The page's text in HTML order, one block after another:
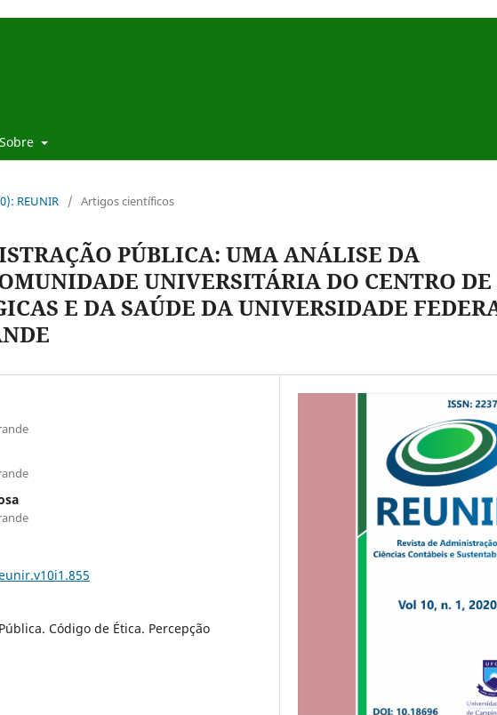
Sobre
REUNIR / Artigos científicos
PÚBLICA: UMA ANÁLISE DA
UNIVERSITÁRIA DO CENTRO DE
E DA SAÚDE DA UNIVERSIDADE
Código de Ética. Percepção